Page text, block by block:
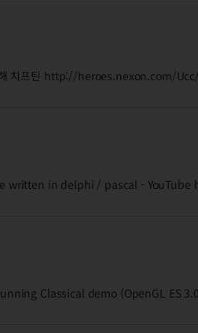
해 치프틴 http://heroes.nexon.com/
written in delphi / pascal -
Classical demo (OpenGL ES